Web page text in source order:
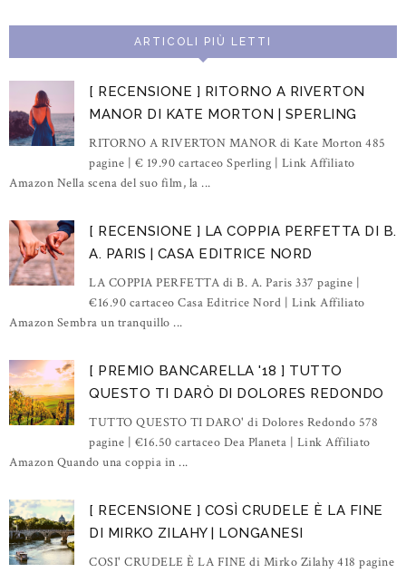
ARTICOLI PIÙ LETTI
[ RECENSIONE ] RITORNO A RIVERTON
MANOR DI KATE MORTON | SPERLING
RITORNO A RIVERTON MANOR di Kate Morton 485
pagine | € 19.90 cartaceo Sperling | Link Affiliato
Amazon Nella scena del suo film, la ...
[ RECENSIONE ] LA COPPIA PERFETTA DI B.
A. PARIS | CASA EDITRICE NORD
LA COPPIA PERFETTA di B. A. Paris 337 pagine |
€16.90 cartaceo Casa Editrice Nord | Link Affiliato
Amazon Sembra un tranquillo ...
[ PREMIO BANCARELLA '18 ] TUTTO
QUESTO TI DARÒ DI DOLORES REDONDO
TUTTO QUESTO TI DARO' di Dolores Redondo 578
pagine | €16.50 cartaceo Dea Planeta | Link Affiliato
Amazon Quando una coppia in ...
[ RECENSIONE ] COSÌ CRUDELE È LA FINE
DI MIRKO ZILAHY | LONGANESI
COSI' CRUDELE È LA FINE di Mirko Zilahy 418 pagine